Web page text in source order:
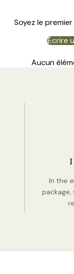
Soyez le
Écrire
Aucun
In the